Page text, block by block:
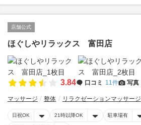
店舗公式
ほぐしやリラックス 富田店
3.84 口コミ 11件 写真
マッサージ 整体 リラクゼーションマッサージ
日祝OK 21時以降OK 駐車場有